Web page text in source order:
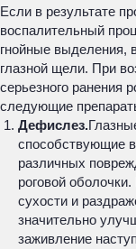
Если в результате
воспалительный
гнойные выделения,
глазной щели. При
серьезного ранения
следующие
Дефислез.
способствующие
различных
роговой
сухости и
значительно
заживление